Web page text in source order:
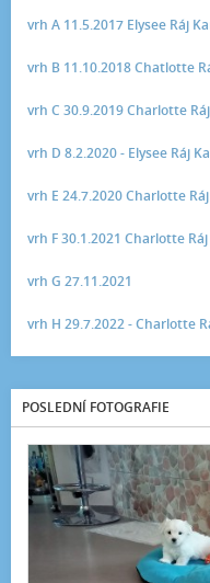
vrh A 11.5.2017 Elysee Ráj
vrh B 11.10.2018 Chatlotte
vrh C 30.9.2019 Charlotte
vrh D 8.2.2020 - Elysee Ráj
vrh E 24.7.2020 Charlotte
vrh F 30.1.2021 Charlotte
vrh G 27.11.2021
vrh H 29.7.2022 - Charlotte
POSLEDNÍ FOTOGRAFIE